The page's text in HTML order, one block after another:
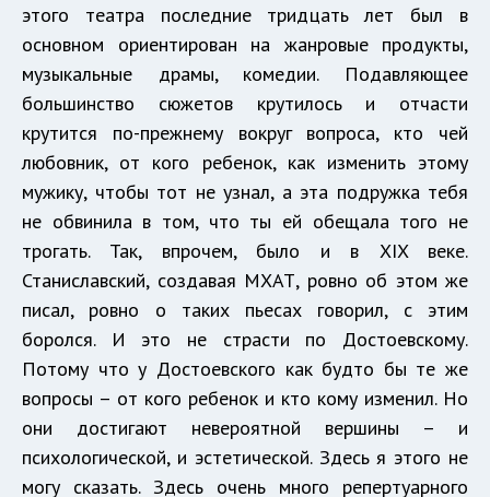
этого театра последние тридцать лет был в
основном ориентирован на жанровые продукты,
музыкальные драмы, комедии. Подавляющее
большинство сюжетов крутилось и отчасти
крутится по-прежнему вокруг вопроса, кто чей
любовник, от кого ребенок, как изменить этому
мужику, чтобы тот не узнал, а эта подружка тебя
не обвинила в том, что ты ей обещала того не
трогать. Так, впрочем, было и в XIX веке.
Станиславский, создавая МХАТ, ровно об этом же
писал, ровно о таких пьесах говорил, с этим
боролся. И это не страсти по Достоевскому.
Потому что у Достоевского как будто бы те же
вопросы – от кого ребенок и кто кому изменил. Но
они достигают невероятной вершины – и
психологической, и эстетической. Здесь я этого не
могу сказать. Здесь очень много репертуарного